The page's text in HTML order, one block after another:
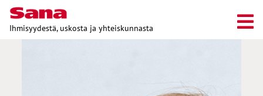
Ihmisyydestä, uskosta ja yhteiskunnasta